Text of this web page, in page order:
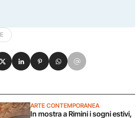
ARTE CONTEMPORANEA
In mostra a Rimini i sogni estivi,
su Facebook
su X
Condividi su LinkedIn
Condividi su Pinterest
Condividi su WhatsApp
Condividi su Email